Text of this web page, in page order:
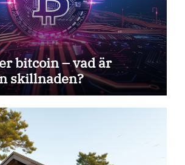
bitcoin – vad är
skillnaden?